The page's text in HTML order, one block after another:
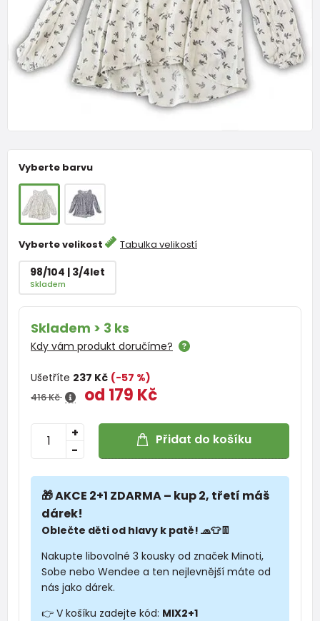
Vyberte barvu
Vyberte velikost Tabulka velikostí
98/104 | 3/4let
Skladem
Skladem > 3 ks
Kdy vám produkt doručíme?
Ušetříte 237 Kč (-57 %)
416 Kč od 179 Kč
-
+ Přidat do košíku
🎁 AKCE 2+1 ZDARMA – kup 2, třetí máš
dárek!
Oblečte děti od hlavy k patě! 🧢👕👖
Nakupte libovolné 3 kousky od značek Minoti,
Sobe nebo Wendee a ten nejlevnější máte od
nás jako dárek.
👉 V košíku zadejte kód: MIX2+1